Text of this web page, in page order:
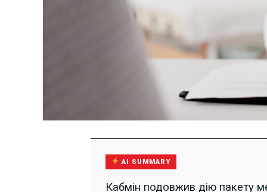
AI SUMMARY
Кабмін подовжив дію пакету